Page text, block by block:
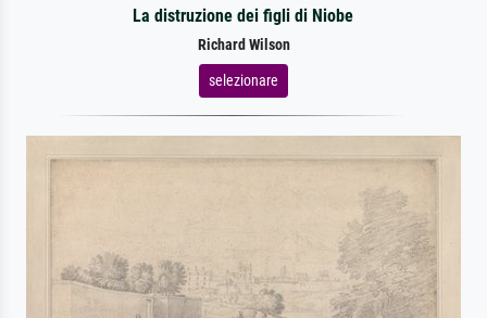
La distruzione dei figli di Niobe
Richard Wilson
selezionare